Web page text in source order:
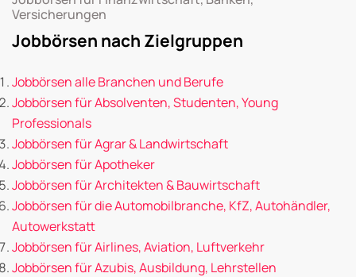
Versicherungen
Jobbörsen nach Zielgruppen
Jobbörsen alle Branchen und Berufe
Jobbörsen für Absolventen, Studenten, Young
Professionals
Jobbörsen für Agrar & Landwirtschaft
Jobbörsen für Apotheker
Jobbörsen für Architekten & Bauwirtschaft
Jobbörsen für die Automobilbranche, KfZ, Autohändler,
Autowerkstatt
Jobbörsen für Airlines, Aviation, Luftverkehr
Jobbörsen für Azubis, Ausbildung, Lehrstellen